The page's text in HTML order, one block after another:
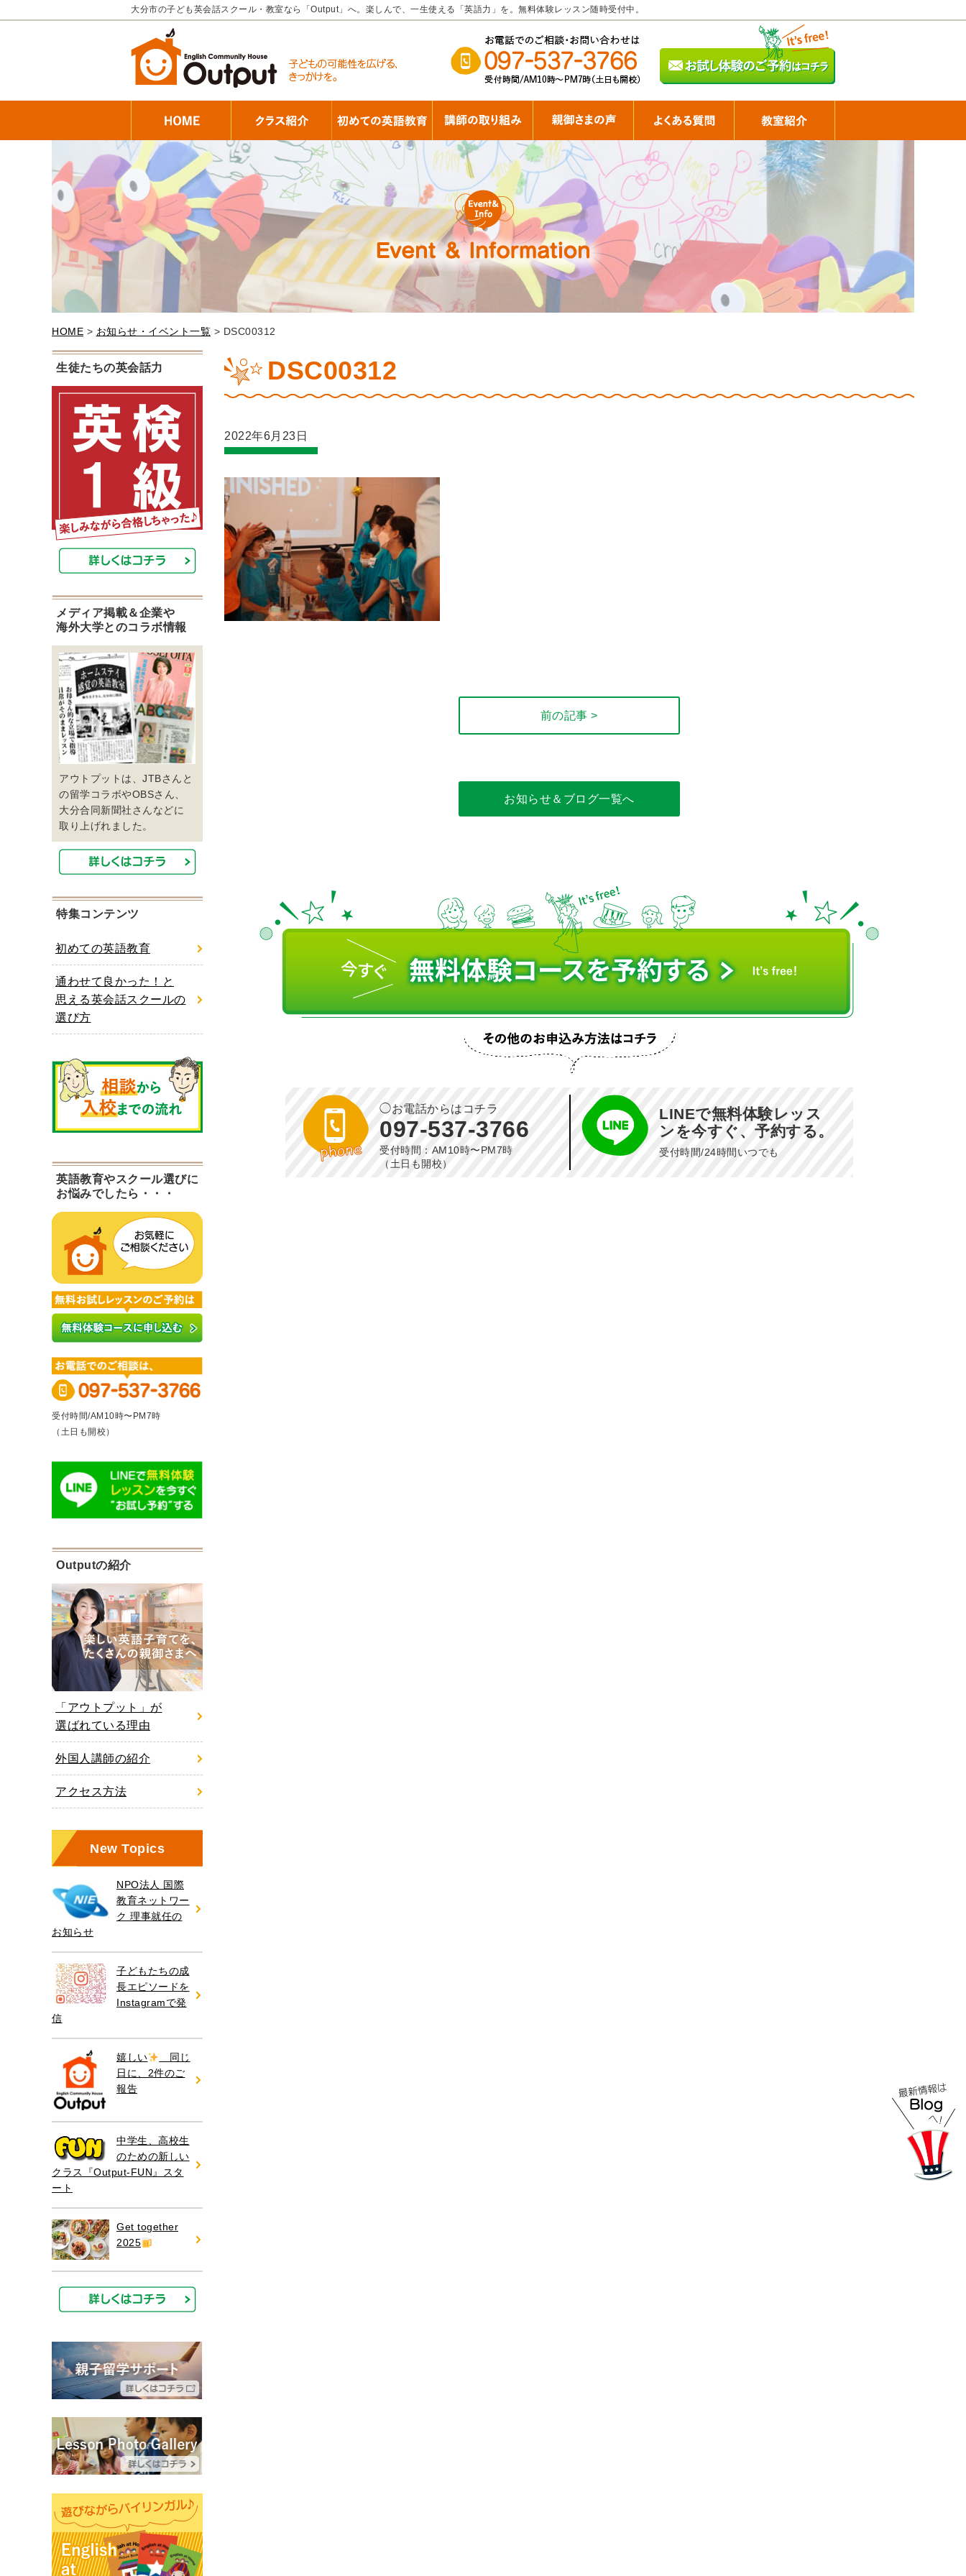
大分市の子ども英会話スクール・教室なら「Output」へ。楽しんで、一生使える「英語力」を。無料体験レッスン随時受付中。
HOME > お知らせ・イベント一覧 > DSC00312
DSC00312
2022年6月23日
前の記事 >
お知らせ＆ブログ一覧へ
◯お電話からはコチラ
097-537-3766
受付時間：AM10時〜PM7時
（土日も開校）
LINEで無料体験レッス
ンを今すぐ、予約する。
受付時間/24時間いつでも
生徒たちの英会話力
メディア掲載＆企業や
海外大学とのコラボ情報
アウトプットは、JTBさんと
の留学コラボやOBSさん、
大分合同新聞社さんなどに
取り上げれました。
特集コンテンツ
初めての英語教育
通わせて良かった！と
思える英会話スクールの
選び方
英語教育やスクール選びに
お悩みでしたら・・・
受付時間/AM10時〜PM7時
（土日も開校）
Outputの紹介
「アウトプット」が
選ばれている理由
外国人講師の紹介
アクセス方法
New Topics
NPO法人 国際
教育ネットワー
ク 理事就任の
お知らせ
子どもたちの成
長エピソードを
Instagramで発
信
嬉しい
同じ
日に、2件のご
報告
中学生、高校生
のための新しい
クラス『Output-FUN』スタ
ート
Get together
2025